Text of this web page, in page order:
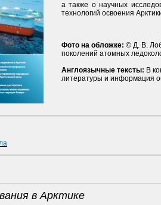
а также о научных
технологий освоения
Фото на обложке: © Д. В.
поколений атомных
Англоязычные тексты: В
литературы и информация
в Арктике